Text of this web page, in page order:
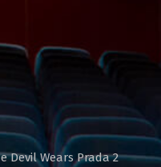
Devil Wears Prada 2